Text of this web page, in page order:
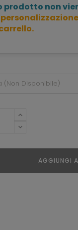
prodotto non
AGGIUNGI